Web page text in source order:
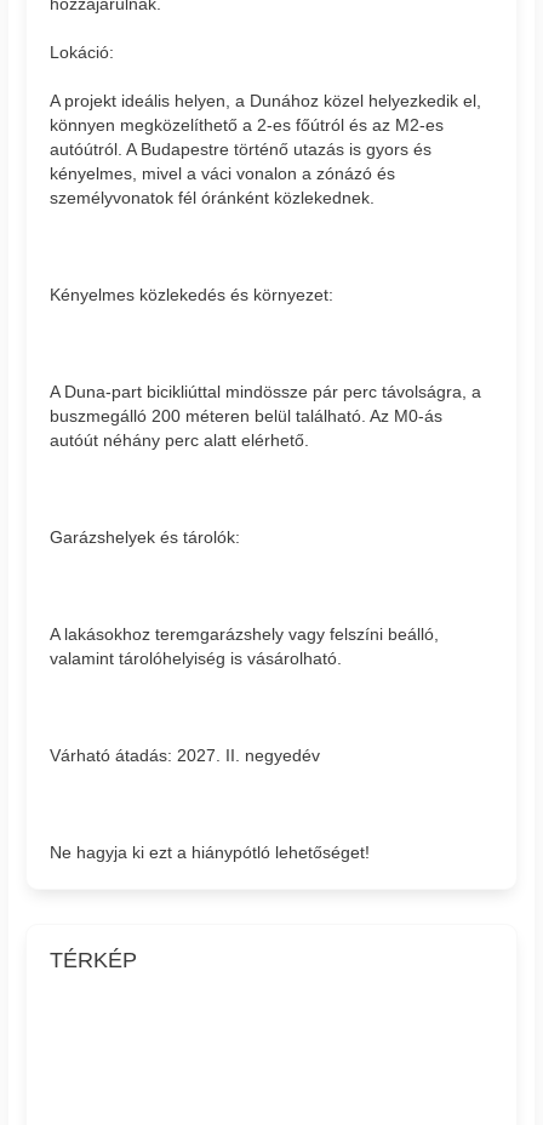
hozzájárulnak.
Lokáció:
A projekt ideális helyen, a Dunához közel helyezkedik el,
könnyen megközelíthető a 2-es főútról és az M2-es
autóútról. A Budapestre történő utazás is gyors és
kényelmes, mivel a váci vonalon a zónázó és
személyvonatok fél óránként közlekednek.
Kényelmes közlekedés és környezet:
A Duna-part bicikliúttal mindössze pár perc távolságra, a
buszmegálló 200 méteren belül található. Az M0-ás
autóút néhány perc alatt elérhető.
Garázshelyek és tárolók:
A lakásokhoz teremgarázshely vagy felszíni beálló,
valamint tárolóhelyiség is vásárolható.
Várható átadás: 2027. II. negyedév
Ne hagyja ki ezt a hiánypótló lehetőséget!
TÉRKÉP